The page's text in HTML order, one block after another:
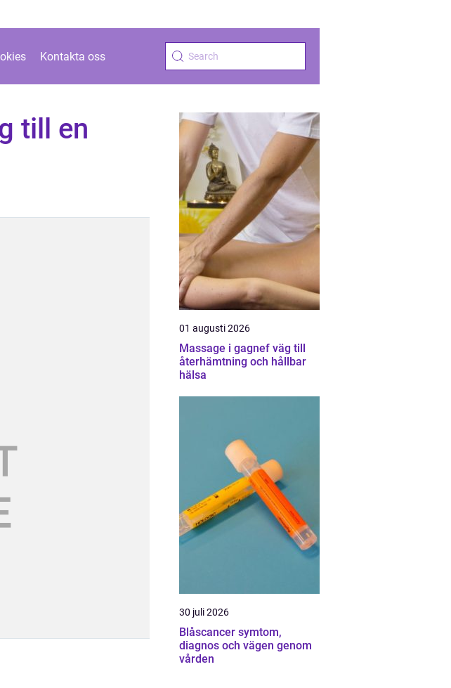
Kontakta oss
till en
01 augusti 2026
Massage i gagnef väg till
återhämtning och hållbar
hälsa
30 juli 2026
Blåscancer symtom,
diagnos och vägen genom
vården